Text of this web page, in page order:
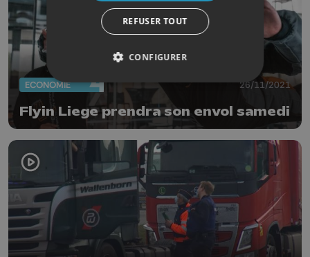
ECONOMIE 26/11/2021
Flyin Liege prendra son envol samedi
REFUSER TOUT
CONFIGURER